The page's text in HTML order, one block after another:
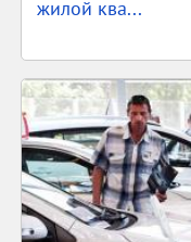
жилой ква...